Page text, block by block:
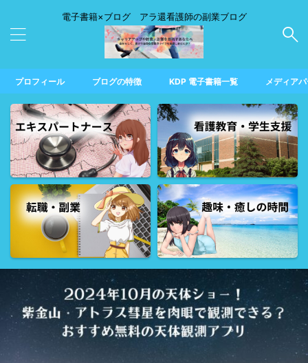
電子書籍×ブログ アラ還看護師の副業ブログ
プロフィール ブログの特徴 KDP 電子書籍一覧 メディア